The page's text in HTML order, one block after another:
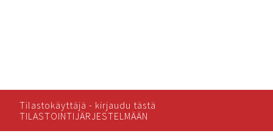
Tilastokäyttäjä - kirjaudu tästä
TILASTOINTIJÄRJESTELMÄÄN